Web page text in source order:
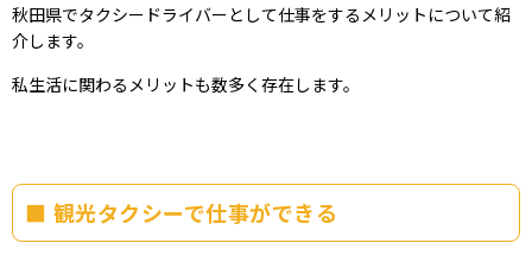
秋田県でタクシードライバーとして仕事をするメリットについて紹
介します。
私生活に関わるメリットも数多く存在します。
観光タクシーで仕事ができる